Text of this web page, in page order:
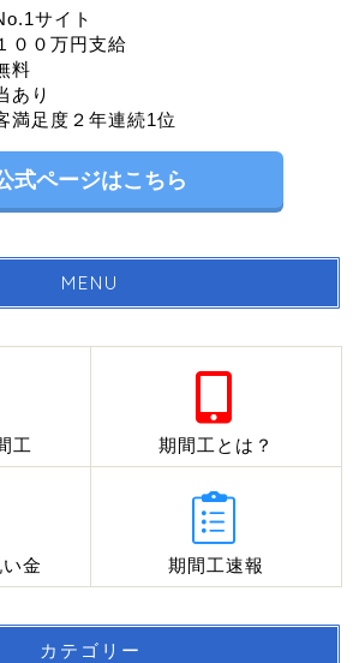
サイト
００万円支給
料
あり
満足度２年連続1位
式ページはこちら
MENU
工 期間工とは？
金 期間工速報
カテゴリー